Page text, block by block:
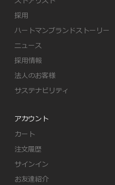
採用
ハートマンブランドストーリー
ニュース
採用情報
法人のお客様
サステナビリティ
アカウント
カート
注文履歴
サインイン
お友達紹介